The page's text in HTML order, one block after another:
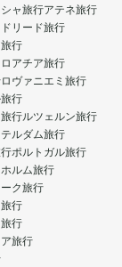
ャ旅行アテネ旅行
リード旅行
行
アチア旅行
ロヴァニエミ旅行
行
行ルツェルン旅行
ルダム旅行
ポルトガル旅行
ルム旅行
ク旅行
行
行
旅行